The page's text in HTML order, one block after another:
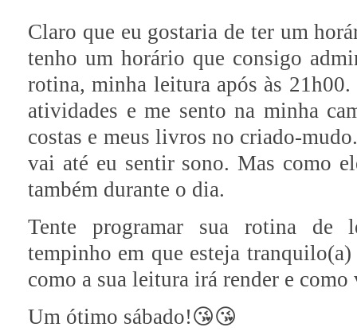
Claro que eu gostaria de ter um
tenho um horário que consigo
rotina, minha leitura após às
atividades e me sento na minha
costas e meus livros no criado-
vai até eu sentir sono. Mas como
também durante o dia.
Tente programar sua rotina de
tempinho em que esteja
como a sua leitura irá render e
Um ótimo sábado!😘😘